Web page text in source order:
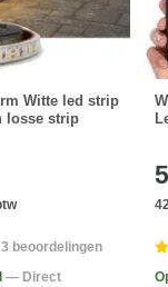
Witte led strip
losse strip
3 beoordelingen
— Direct